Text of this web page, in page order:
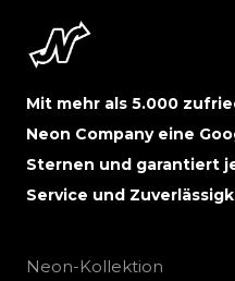
Mit mehr als 5.000
Neon Company eine
Sternen und garantiert
Service und
Neon-Kollektion